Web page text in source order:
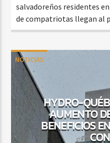
salvadoreños residentes
de compatriotas llegan al
NOTICIAS
HYDRO-
AUMENTO
BENEFICIOS